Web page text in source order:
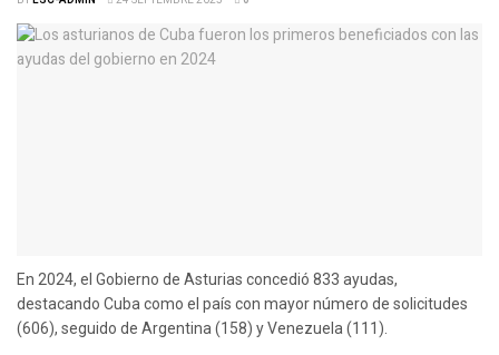
En 2024, el Gobierno de Asturias concedió 833 ayudas,
destacando Cuba como el país con mayor número de solicitudes
(606), seguido de Argentina (158) y Venezuela (111).